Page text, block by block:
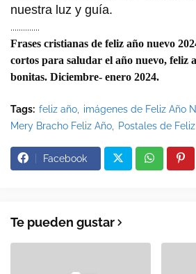
nuestra luz y guía.
..............
Frases cristianas de feliz año nuevo
cortos para saludar el año nuevo, feliz
bonitas. Diciembre- enero 2024.
Tags: feliz año
imágenes de Feliz Año
Mery Bracho Feliz Año
Postales de
Facebook
Te pueden gustar